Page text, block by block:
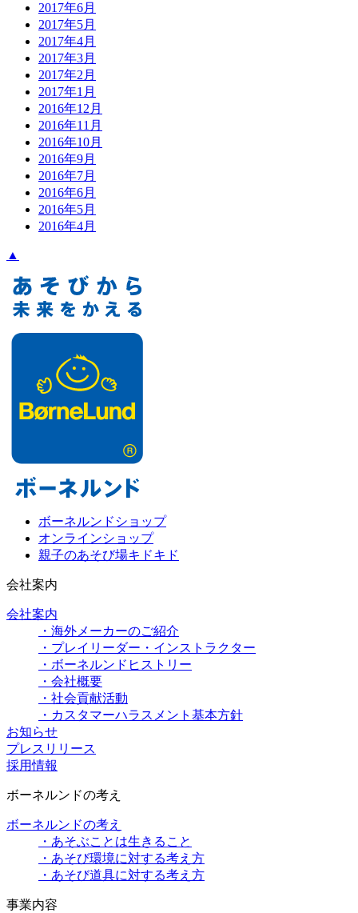
2017年6月
2017年5月
2017年4月
2017年3月
2017年2月
2017年1月
2016年12月
2016年11月
2016年10月
2016年9月
2016年7月
2016年6月
2016年5月
2016年4月
▲
ボーネルンドショップ
オンラインショップ
親子のあそび場キドキド
会社案内
会社案内
・海外メーカーのご紹介
・プレイリーダー・インストラクター
・ボーネルンドヒストリー
・会社概要
・社会貢献活動
・カスタマーハラスメント基本方針
お知らせ
プレスリリース
採用情報
ボーネルンドの考え
ボーネルンドの考え
・あそぶことは生きること
・あそび環境に対する考え方
・あそび道具に対する考え方
事業内容